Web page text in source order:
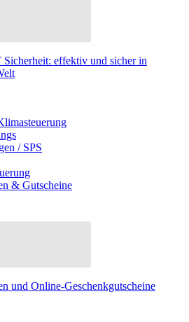
effektiv und sicher in
/ SPS
& Gutscheine
und Online-Geschenkgutscheine